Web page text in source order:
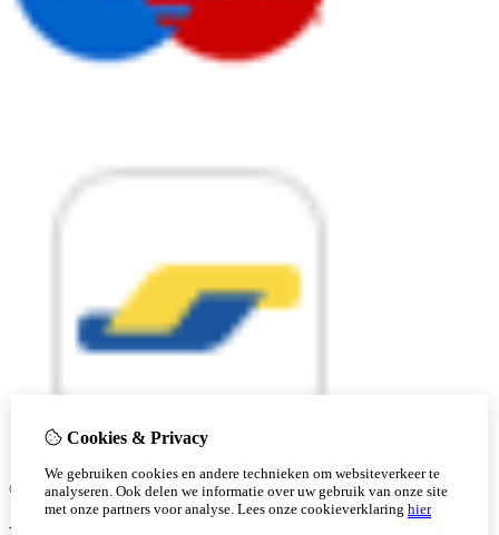
© Copyright 2026 |
Cookies & Privacy
We gebruiken cookies en andere technieken om websiteverkeer te
analyseren. Ook delen we informatie over uw gebruik van onze site
met onze partners voor analyse. Lees onze cookieverklaring hier